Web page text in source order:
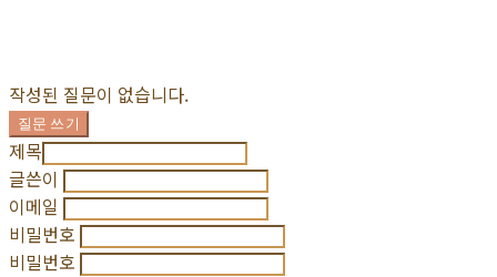
작성된 질문이 없습니다.
질문 쓰기
제목
글쓴이
이메일
비밀번호
비밀번호